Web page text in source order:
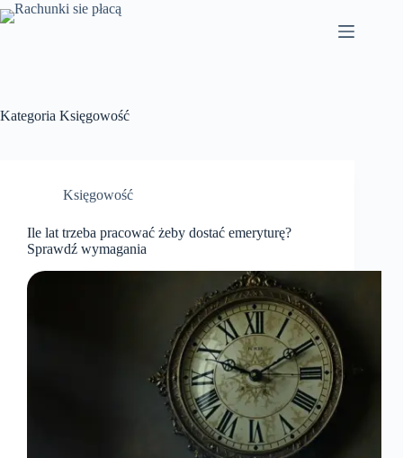
Przejdź
do
Kategoria Księgowość
Księgowość
Ile lat trzeba pracować żeby dostać emeryturę?
Sprawdź wymagania